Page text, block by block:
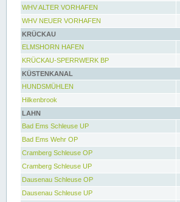
WHV ALTER VORHAFEN
WHV NEUER VORHAFEN
KRÜCKAU
ELMSHORN HAFEN
KRÜCKAU-SPERRWERK BP
KÜSTENKANAL
HUNDSMÜHLEN
Hilkenbrook
LAHN
Bad Ems Schleuse UP
Bad Ems Wehr OP
Cramberg Schleuse OP
Cramberg Schleuse UP
Dausenau Schleuse OP
Dausenau Schleuse UP